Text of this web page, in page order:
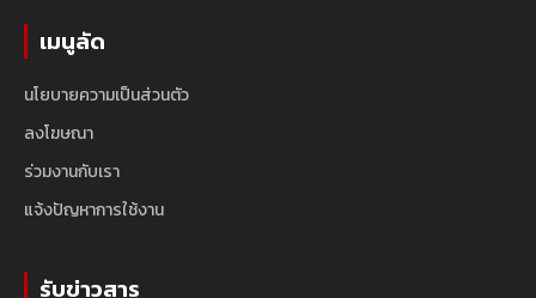
เมนูลัด
นโยบายความเป็นส่วนตัว
ลงโฆษณา
ร่วมงานกับเรา
แจ้งปัญหาการใช้งาน
รับข่าวสาร